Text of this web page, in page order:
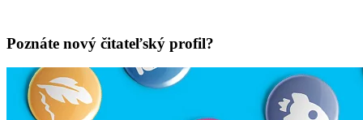
Poznáte nový čitateľský profil?